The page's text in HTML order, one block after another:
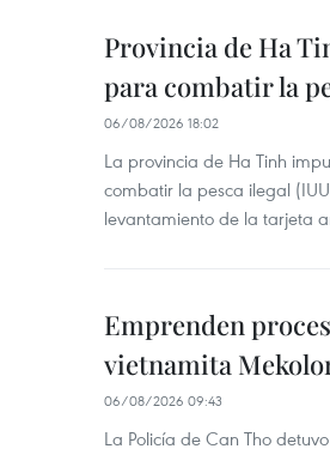
Provincia de Ha
para combatir la
06/08/2026 18:02
La provincia de Ha Tinh
combatir la pesca ilegal
levantamiento de la tarjeta
Emprenden
vietnamita
06/08/2026 09:43
La Policía de Can Tho